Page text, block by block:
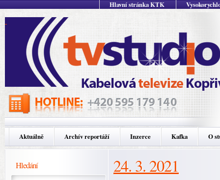
Hlavní stránka KTK
Aktuálně Archív reportáží Inzerce Kafka O
Hledání 24. 3. 2021